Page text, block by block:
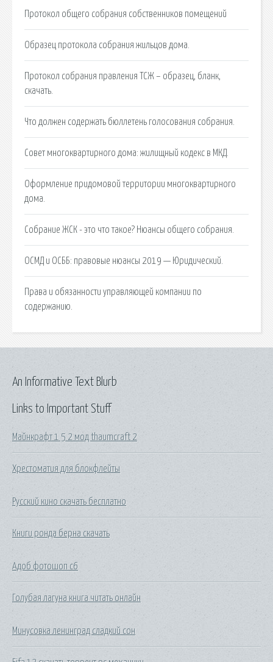
Протокол общего собрания собственников помещений
Образец протокола собрания жильцов дома.
Протокол собрания правления ТСЖ – образец, бланк,
скачать.
Что должен содержать бюллетень голосования собрания.
Совет многоквартирного дома: жилищный кодекс в МКД.
Оформление придомовой территории многоквартирного
дома.
Собрание ЖСК - это что такое? Нюансы общего собрания.
ОСМД и ОСББ: правовые нюансы 2019 — Юридический.
Права и обязанности управляющей компании по
содержанию.
Links to Important Stuff
Майнкрафт 1 5 2 мод thaumcraft 2
Хрестоматия для блокфлейты
Русский кино скачать бесплатно
Книги ронда берна скачать
Адоб фотошоп с6
Голубая лагуна книга читать онлайн
Минусовка ленинград сладкий сон
An Informative Text Blurb